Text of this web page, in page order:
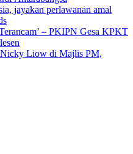
jayakan perlawanan amal
– PKIPN Gesa KPKT
Nicky Liow di Majlis PM,